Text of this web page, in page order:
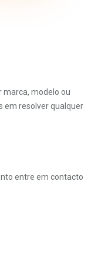
marca, modelo ou
em resolver qualquer
entre em contacto